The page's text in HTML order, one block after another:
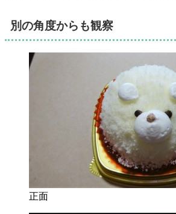
別の角度からも観察
正面